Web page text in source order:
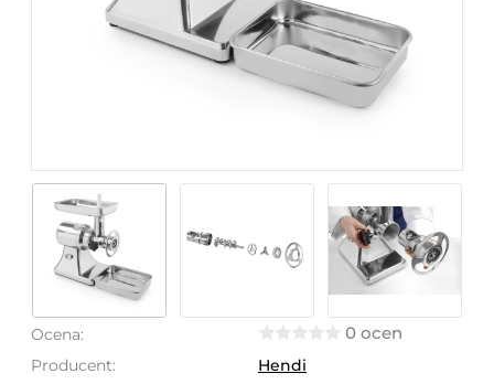
Ocena: 0 ocen
Producent:
Hendi